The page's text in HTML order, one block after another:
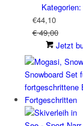
€44,10
€ 49,00
Jetzt